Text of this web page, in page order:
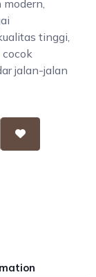
tinggi,
jalan-jalan